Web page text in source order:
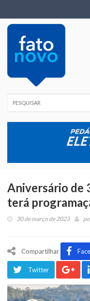
Aniversário de
terá
30 de março de 2023
Compartilhar
Twitter